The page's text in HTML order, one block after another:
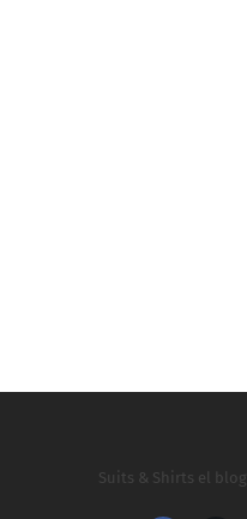
Suits & Shirts el